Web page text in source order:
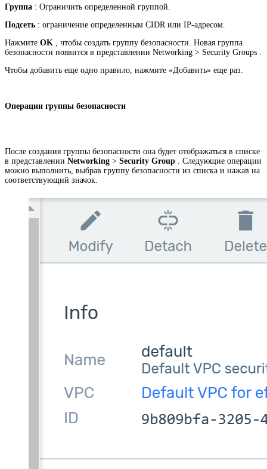
Группа : Ограничить определенной группой.
Подсеть : ограничение определенным CIDR или IP-адресом.
Нажмите OK
, чтобы создать группу безопасности. Новая группа
безопасности появится в представлении Networking > Security Groups .
Чтобы добавить еще одно правило, нажмите «Добавить» еще раз.
Операции группы безопасности
После создания группы безопасности она будет отображаться в списке
в представлении Networking > Security Group . Следующие операции
можно выполнить, выбрав группу безопасности из списка и нажав на
соответствующий значок.